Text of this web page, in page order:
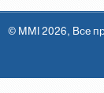
© MMI 2026, Все